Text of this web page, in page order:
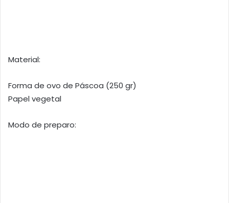
Material:
Forma de ovo de Páscoa (250 gr)
Papel vegetal
Modo de preparo: